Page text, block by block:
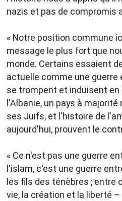
nazis et pas de compromis
« Notre position commune
message le plus fort que
monde. Certains essaient
actuelle comme une guerre
se trompent et induisent en
l'Albanie, un pays à
ses Juifs, et l'histoire de
aujourd'hui, prouvent le
« Ce n'est pas une guerre
l'islam, c'est une guerre
les fils des ténèbres ; entre
vie, la création et la liberté